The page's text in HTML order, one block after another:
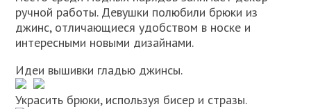
ручной работы. Девушки полюбили брюки из
джинс, отличающиеся удобством в носке и
интересными новыми дизайнами.
Идеи вышивки гладью джинсы.
Украсить брюки, используя бисер и стразы.